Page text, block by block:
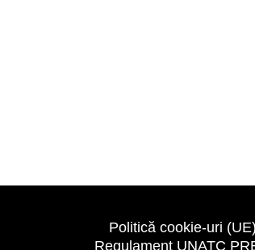
Politică cookie-uri (UE)
Regulament UNATC